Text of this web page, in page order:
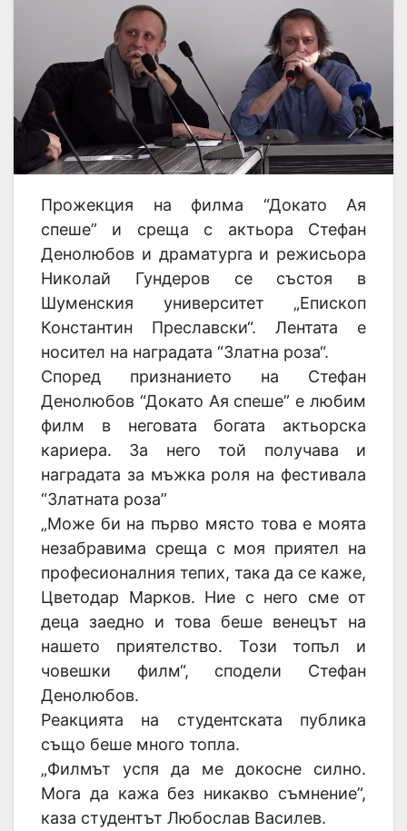
Прожекция на филма “Докато Ая
спеше” и среща с актьора Стефан
Денолюбов и драматурга и режисьора
Николай Гундеров се състоя в
Шуменския университет „Епископ
Константин Преславски“. Лентата е
носител на наградата “Златна роза“.
Според признанието на Стефан
Денолюбов “Докато Ая спеше” е любим
филм в неговата богата актьорска
кариера. За него той получава и
наградата за мъжка роля на фестивала
“Златната роза”
„Може би на първо място това е моята
незабравима среща с моя приятел на
професионалния тепих, така да се каже,
Цветодар Марков. Ние с него сме от
деца заедно и това беше венецът на
нашето приятелство. Този топъл и
човешки филм“, сподели Стефан
Денолюбов.
Реакцията на студентската публика
също беше много топла.
„Филмът успя да ме докосне силно.
Мога да кажа без никакво съмнение”,
каза студентът Любослав Василев.